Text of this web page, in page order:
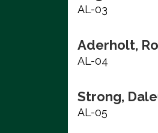
AL-03
Aderholt,
AL-04
Strong, Dale
AL-05